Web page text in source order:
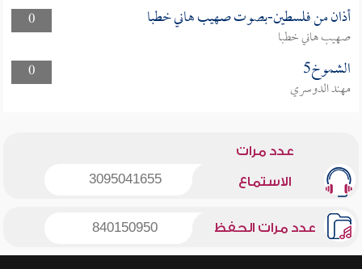
0
أذان من فلسطين-بصوت صهيب هاني خطبا
صهيب هاني خطبا
0
الشموخ5
مهند الدوسري
عدد مرات
الاستماع 3095041655
عدد مرات الحفظ 840150950